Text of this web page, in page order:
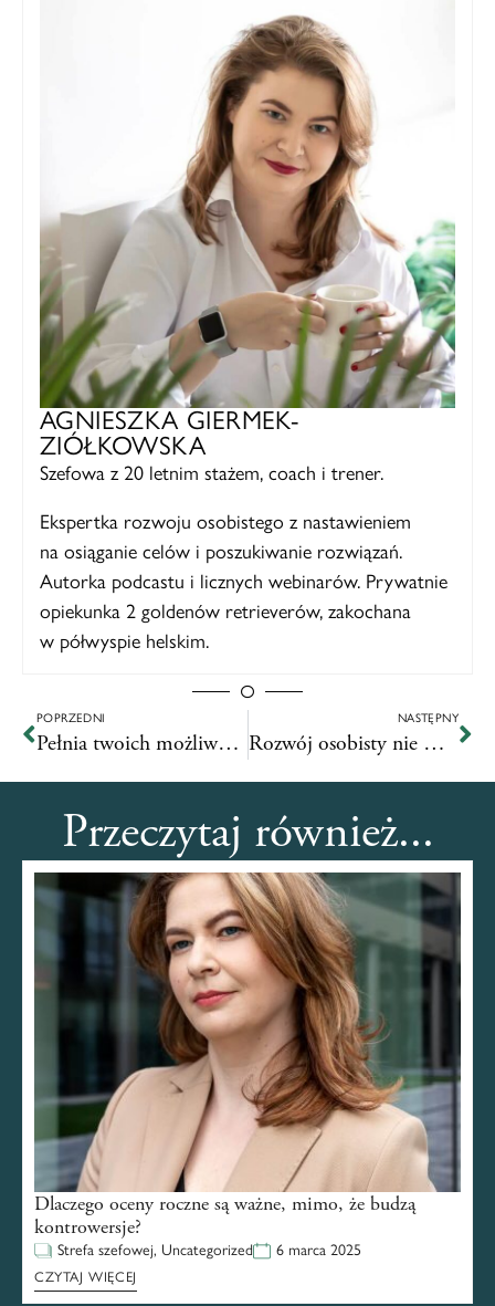
AGNIESZKA GIERMEK-
ZIÓŁKOWSKA
Szefowa z 20 letnim stażem, coach i trener.
Ekspertka rozwoju osobistego z nastawieniem
na osiąganie celów i poszukiwanie rozwiązań.
Autorka podcastu i licznych webinarów. Prywatnie
opiekunka 2 goldenów retrieverów, zakochana
w półwyspie helskim.
POPRZEDNI
Pełnia twoich możliwości. Recenzja książki.
NASTĘPNY
Rozwój osobisty nie musi kosztować fortunę…
Przeczytaj również...
Dlaczego oceny roczne są ważne, mimo, że budzą
kontrowersje?
Strefa szefowej, Uncategorized 6 marca 2025
CZYTAJ WIĘCEJ